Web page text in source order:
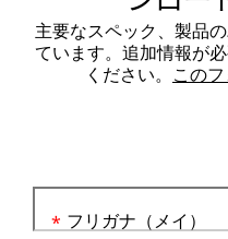
主要なスペック、製品
ています。追加情報が
ください。 この
フリガナ（メイ）
*